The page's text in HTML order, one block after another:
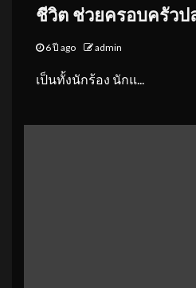
ชีวิต ช่วยครอบครัว
6 ปี ago admin
เป็นทั้งนักร้อง นักแ...